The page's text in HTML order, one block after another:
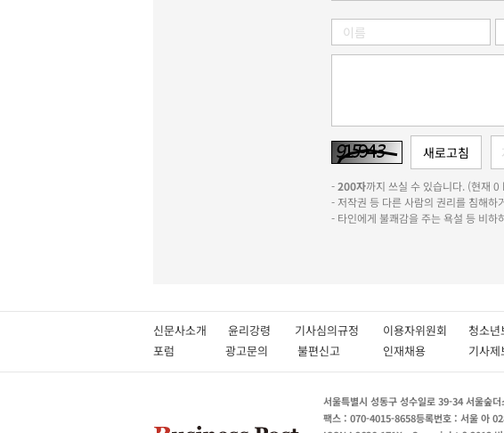
-200자까지 쓰실 수 있습니다. (현재
- 저작권 등 다른 사람의 권리를 침해하
- 타인에게 불쾌감을 주는 욕설 등 비하
신문사소개 윤리강령 기사심의규정 이용자위원회 청소
포럼
광고문의 불편신고 인재채용 기
서울특별시 성동구 성수일로 39-34 서울숲
팩스 : 070-4015-8658등록번호 : 서울 아